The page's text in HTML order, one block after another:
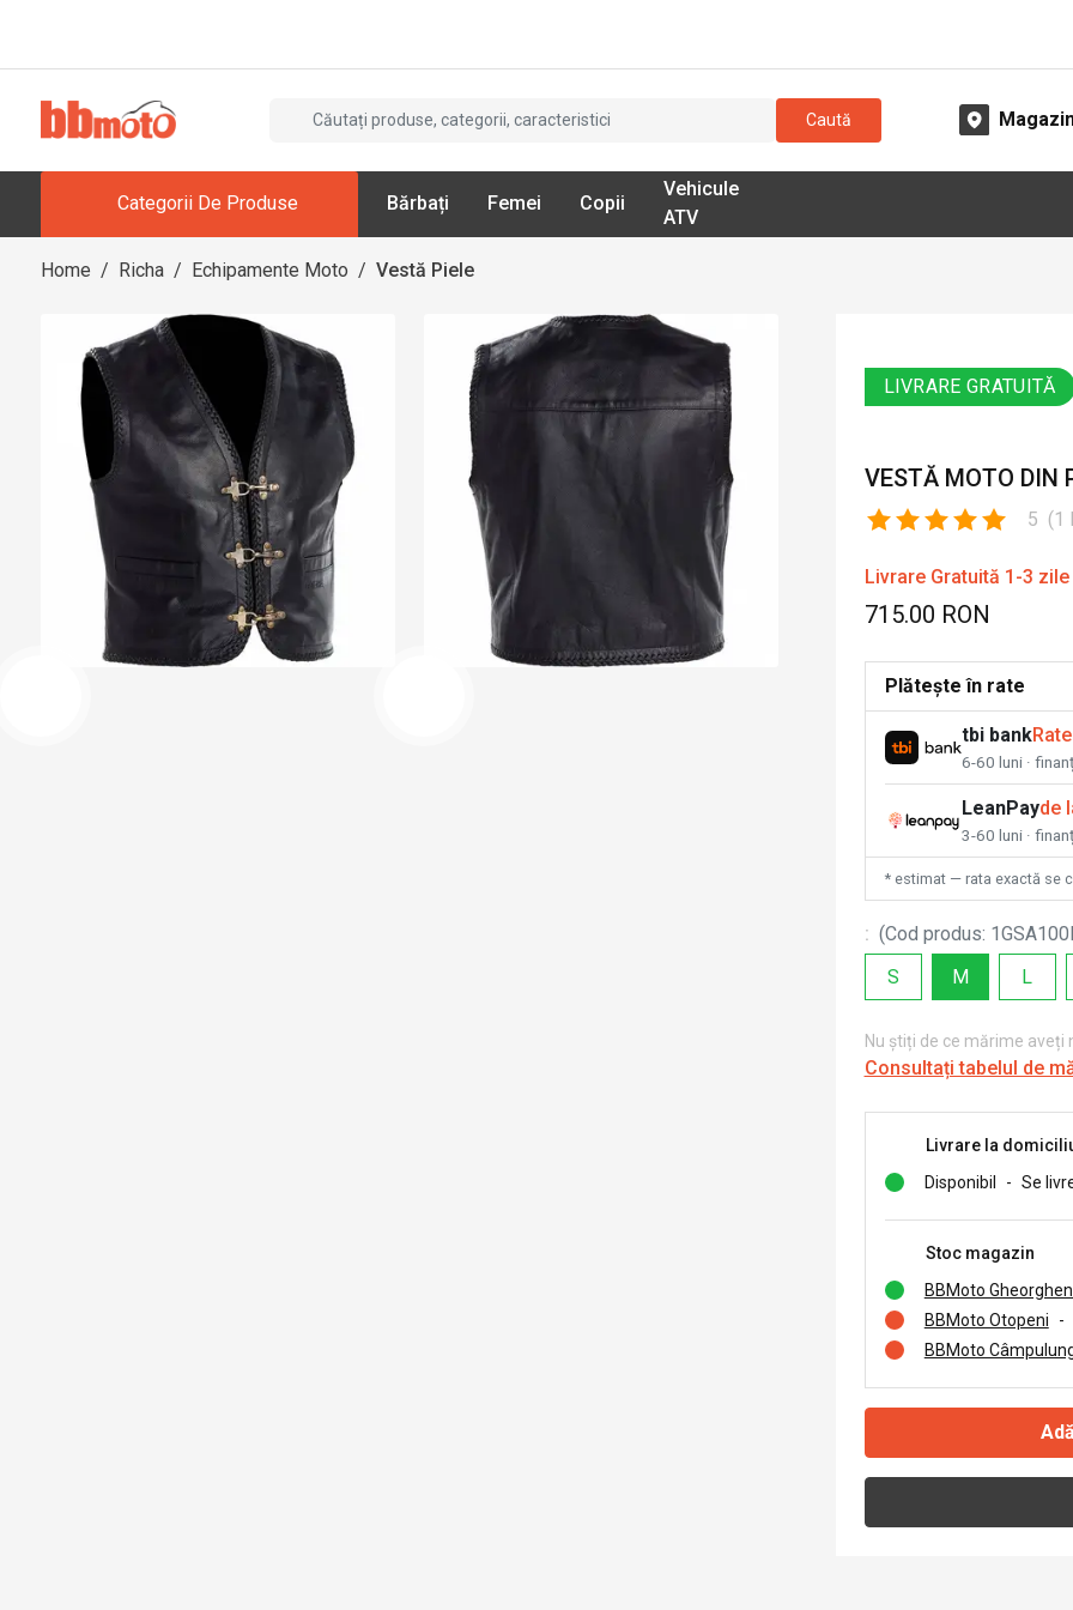
Caută
Categorii De Produse Bărbați Femei Copii
Vehicule
ATV
Home / Richa / Echipamente Moto / Vestă Piele
LIVRARE GRATUITĂ
VESTĂ MOTO DIN
5 (1
Livrare Gratuită 1-3
715.00 RON
Plătește în rate
tbi bank
6-60 luni ·
LeanPayde
3-60 luni ·
* estimat — rata exactă se
: (Cod produs:
S
M L
Nu știți de ce mărime aveți
Consultați tabelul de
Livrare la
Disponibil
- Se
Stoc magazin
BBMoto
BBMoto Otopeni
-
BBMoto